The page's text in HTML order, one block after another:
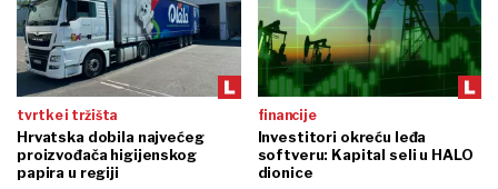
tvrtke i tržišta
Hrvatska dobila najvećeg
proizvođača higijenskog
papira u regiji
financije
Investitori okreću leđa
softveru: Kapital seli u HALO
dionice